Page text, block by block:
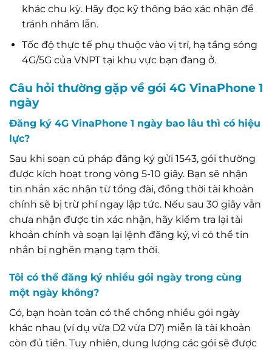
khác chu kỳ. Hãy đọc kỹ thông báo xác nhận để
tránh nhầm lẫn.
Tốc độ thực tế phụ thuộc vào vị trí, hạ tầng sóng
4G/5G của VNPT tại khu vực bạn đang ở.
Câu hỏi thường gặp về gói 4G VinaPhone 1
ngày
Đăng ký 4G VinaPhone 1 ngày bao lâu thì có hiệu
lực?
Sau khi soạn cú pháp đăng ký gửi 1543, gói thường
được kích hoạt trong vòng 5-10 giây. Bạn sẽ nhận
tin nhắn xác nhận từ tổng đài, đồng thời tài khoản
chính sẽ bị trừ phí ngay lập tức. Nếu sau 30 giây vẫn
chưa nhận được tin xác nhận, hãy kiểm tra lại tài
khoản chính và soạn lại lệnh đăng ký, vì có thể tin
nhắn bị nghẽn mạng tạm thời.
Tôi có thể đăng ký nhiều gói ngày trong cùng
một ngày không?
Có, bạn hoàn toàn có thể chồng nhiều gói ngày
khác nhau (ví dụ vừa D2 vừa D7) miễn là tài khoản
còn đủ tiền. Tuy nhiên, dung lượng các gói sẽ được